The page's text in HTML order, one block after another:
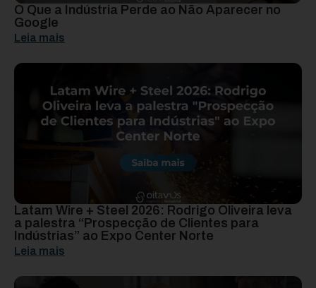
O Que a Indústria Perde ao Não Aparecer no
Google
Leia mais
Latam Wire + Steel 2026: Rodrigo Oliveira leva
a palestra “Prospecção de Clientes para
Indústrias” ao Expo Center Norte
Leia mais